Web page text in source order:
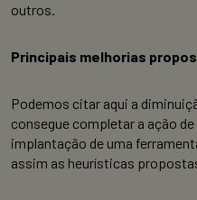
outros.
Principais melhorias
Podemos citar aqui a
consegue completar a ação
implantação de uma
assim as heurísticas